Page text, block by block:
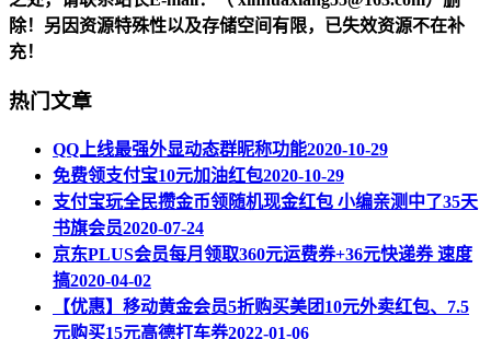
除！另因资源特殊性以及存储空间有限，已失效资源不在补
充！
热门文章
QQ上线最强外显动态群昵称功能2020-10-29
免费领支付宝10元加油红包2020-10-29
支付宝玩全民攒金币领随机现金红包 小编亲测中了35天
书旗会员2020-07-24
京东PLUS会员每月领取360元运费券+36元快递券 速度
搞2020-04-02
【优惠】移动黄金会员5折购买美团10元外卖红包、7.5
元购买15元高德打车券2022-01-06